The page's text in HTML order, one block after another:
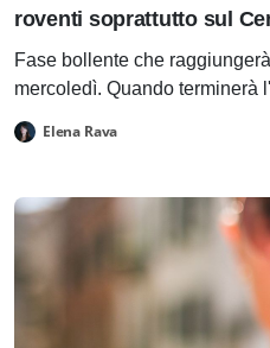
roventi soprattutto sul
Fase bollente che
mercoledì. Quando terminerà
Elena Rava